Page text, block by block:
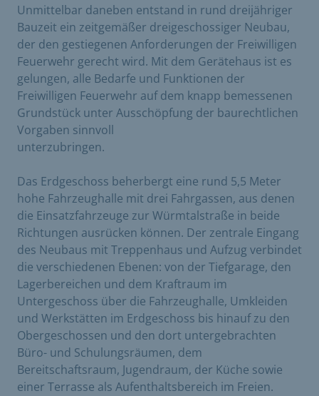
Unmittelbar daneben entstand in rund dreijähriger
Bauzeit ein zeitgemäßer dreigeschossiger Neubau,
der den gestiegenen Anforderungen der Freiwilligen
Feuerwehr gerecht wird. Mit dem Gerätehaus ist es
gelungen, alle Bedarfe und Funktionen der
Freiwilligen Feuerwehr auf dem knapp bemessenen
Grundstück unter Ausschöpfung der baurechtlichen
Vorgaben sinnvoll
unterzubringen.
Das Erdgeschoss beherbergt eine rund 5,5 Meter
hohe Fahrzeughalle mit drei Fahrgassen, aus denen
die Einsatzfahrzeuge zur Würmtalstraße in beide
Richtungen ausrücken können. Der zentrale Eingang
des Neubaus mit Treppenhaus und Aufzug verbindet
die verschiedenen Ebenen: von der Tiefgarage, den
Lagerbereichen und dem Kraftraum im
Untergeschoss über die Fahrzeughalle, Umkleiden
und Werkstätten im Erdgeschoss bis hinauf zu den
Obergeschossen und den dort untergebrachten
Büro- und Schulungsräumen, dem
Bereitschaftsraum, Jugendraum, der Küche sowie
einer Terrasse als Aufenthaltsbereich im Freien.